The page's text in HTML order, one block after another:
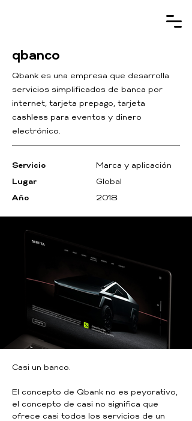
qbanco
Qbank es una empresa que desarrolla
servicios simplificados de banca por
internet, tarjeta prepago, tarjeta
cashless para eventos y dinero
electrónico.
Servicio Marca y aplicación
Lugar Global
2018
Año
Casi un banco.
El concepto de Qbank no es peyorativo,
el concepto de casi no significa que
ofrece casi todos los servicios de un